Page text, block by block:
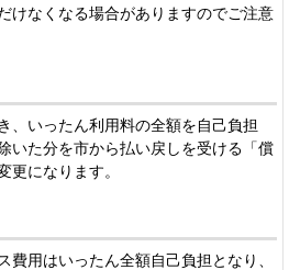
けなくなる場合がありますのでご注意
、いったん利用料の全額を自己負担
いた分を市から払い戻しを受ける「償
更になります。
費用はいったん全額自己負担となり、